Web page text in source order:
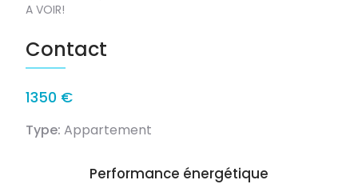
A VOIR!
Contact
1350 €
Type: Appartement
Performance énergétique